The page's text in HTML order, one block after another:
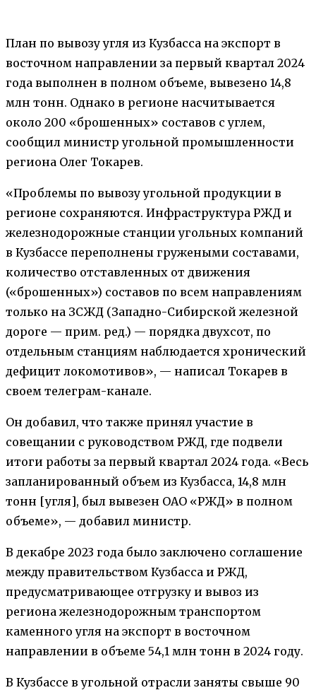
План по вывозу угля из Кузбасса на экспорт в
восточном направлении за первый квартал 2024
года выполнен в полном объеме, вывезено 14,8
млн тонн. Однако в регионе насчитывается
около 200 «брошенных» составов с углем,
сообщил министр угольной промышленности
региона Олег Токарев.
«Проблемы по вывозу угольной продукции в
регионе сохраняются. Инфраструктура РЖД и
железнодорожные станции угольных компаний
в Кузбассе переполнены гружеными составами,
количество отставленных от движения
(«брошенных») составов по всем направлениям
только на ЗСЖД (Западно-Сибирской железной
дороге — прим. ред.) — порядка двухсот, по
отдельным станциям наблюдается хронический
дефицит локомотивов», — написал Токарев в
своем телеграм-канале.
Он добавил, что также принял участие в
совещании с руководством РЖД, где подвели
итоги работы за первый квартал 2024 года. «Весь
запланированный объем из Кузбасса, 14,8 млн
тонн [угля], был вывезен ОАО «РЖД» в полном
объеме», — добавил министр.
В декабре 2023 года было заключено соглашение
между правительством Кузбасса и РЖД,
предусматривающее отгрузку и вывоз из
региона железнодорожным транспортом
каменного угля на экспорт в восточном
направлении в объеме 54,1 млн тонн в 2024 году.
В Кузбассе в угольной отрасли заняты свыше 90